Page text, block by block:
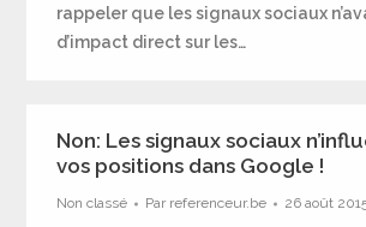
rappeler que les signaux sociaux
d’impact direct sur les…
Non: Les signaux sociaux
vos positions dans Google !
Non classé Par referenceur.be 26 août